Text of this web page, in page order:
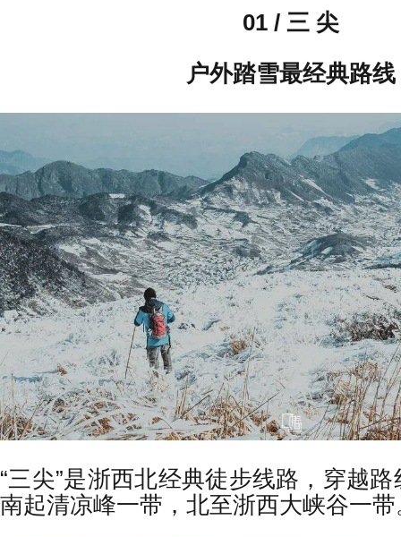
01 / 三 尖
户外踏雪最经典路线
“三尖”是浙西北经典徒步线路，穿越
南起清凉峰一带，北至浙西大峡谷一带